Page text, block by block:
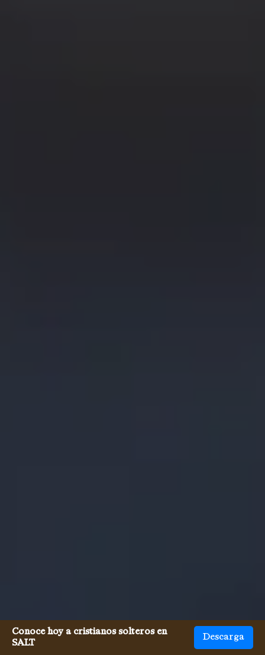
Conoce hoy a cristianos solteros en
SALT
Descarga